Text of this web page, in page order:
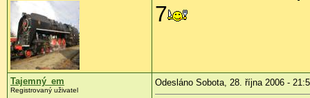
7
Tajemný_em
Registrovaný uživatel
Odesláno Sobota, 28. října 2006 -